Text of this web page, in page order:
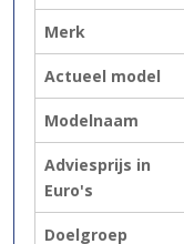
Merk
Actueel model
Modelnaam
Adviesprijs in
Euro's
Doelgroep